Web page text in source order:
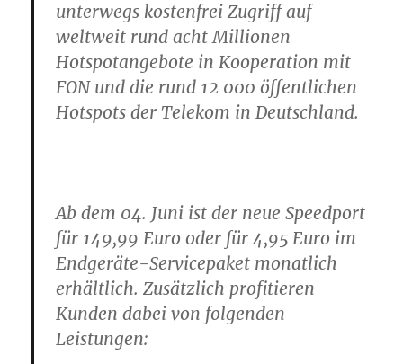
unterwegs kostenfrei Zugriff auf
weltweit rund acht Millionen
Hotspotangebote in Kooperation mit
FON und die rund 12 000 öffentlichen
Hotspots der Telekom in Deutschland.
Ab dem 04. Juni ist der neue Speedport
für 149,99 Euro oder für 4,95 Euro im
Endgeräte-Servicepaket monatlich
erhältlich. Zusätzlich profitieren
Kunden dabei von folgenden
Leistungen: